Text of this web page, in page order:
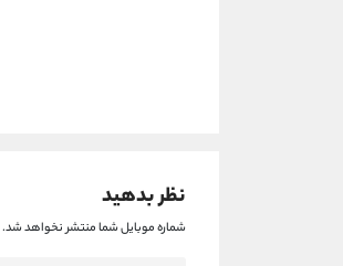
نظر بدهید
شماره موبایل شما منتشر نخواهد شد.